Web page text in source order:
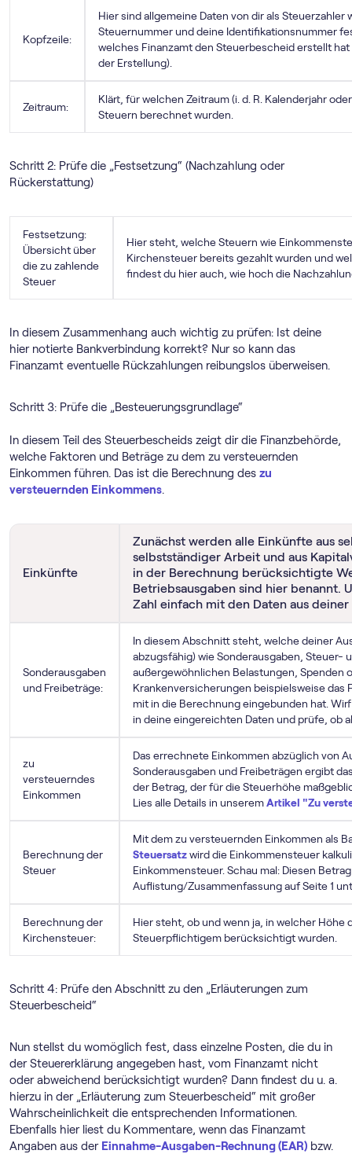
Kopfzeile:
Hier sind allgemeine Daten von dir als Steuerzahler
Steuernummer und deine Identifikationsnummer
welches Finanzamt den Steuerbescheid erstellt
der Erstellung).
Zeitraum:
Klärt, für welchen Zeitraum (i. d. R. Kalenderjahr
Steuern berechnet wurden.
Schritt 2: Prüfe die „Festsetzung“ (Nachzahlung oder
Rückerstattung)
Festsetzung:
Übersicht über
die zu zahlende
Steuer
Hier steht, welche Steuern wie
Kirchensteuer bereits gezahlt wurden und
findest du hier auch, wie hoch die
In diesem Zusammenhang auch wichtig zu prüfen: Ist deine
hier notierte Bankverbindung korrekt? Nur so kann das
Finanzamt eventuelle Rückzahlungen reibungslos überweisen.
Schritt 3: Prüfe die „Besteuerungsgrundlage“
In diesem Teil des Steuerbescheids zeigt dir die Finanzbehörde,
welche Faktoren und Beträge zu dem zu versteuernden
Einkommen führen. Das ist die Berechnung des zu
versteuernden Einkommens.
Einkünfte
Zunächst werden alle Einkünfte aus
selbstständiger Arbeit und aus
in der Berechnung berücksichtigte
Betriebsausgaben sind hier benannt.
Zahl einfach mit den Daten aus
Sonderausgaben
und Freibeträge:
In diesem Abschnitt steht, welche deiner
abzugsfähig) wie Sonderausgaben, Steuer-
außergewöhnlichen Belastungen, Spenden
Krankenversicherungen beispielsweise das
mit in die Berechnung eingebunden hat.
in deine eingereichten Daten und prüfe, ob
zu
versteuerndes
Einkommen
Das errechnete Einkommen abzüglich von
Sonderausgaben und Freibeträgen ergibt
der Betrag, der für die Steuerhöhe
Lies alle Details in unseremArtikel "Zu
Berechnung der
Steuer
Mit dem zu versteuernden Einkommen als
Steuersatzwird die Einkommensteuer
Einkommensteuer. Schau mal: Diesen
Auflistung/Zusammenfassung auf Seite 1
Berechnung der
Kirchensteuer:
Hier steht, ob und wenn ja, in welcher Höhe
Steuerpflichtigem berücksichtigt wurden.
Schritt 4: Prüfe den Abschnitt zu den „Erläuterungen zum
Steuerbescheid“
Nun stellst du womöglich fest, dass einzelne Posten, die du in
der Steuererklärung angegeben hast, vom Finanzamt nicht
oder abweichend berücksichtigt wurden? Dann findest du u. a.
hierzu in der „Erläuterung zum Steuerbescheid“ mit großer
Wahrscheinlichkeit die entsprechenden Informationen.
Ebenfalls hier liest du Kommentare, wenn das Finanzamt
Angaben aus der Einnahme-Ausgaben-Rechnung (EAR) bzw.